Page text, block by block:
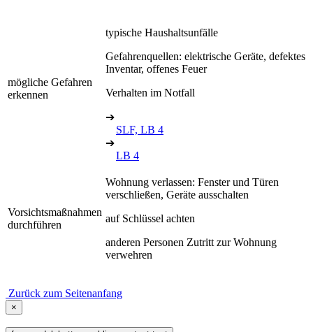
mögliche Gefahren
erkennen
typische Haushaltsunfälle
Gefahrenquellen: elektrische Geräte, defektes
Inventar, offenes Feuer
Verhalten im Notfall
➔
SLF, LB 4
➔
LB 4
Vorsichtsmaßnahmen
durchführen
Wohnung verlassen: Fenster und Türen
verschließen, Geräte ausschalten
auf Schlüssel achten
anderen Personen Zutritt zur Wohnung
verwehren
Zurück zum Seitenanfang
×